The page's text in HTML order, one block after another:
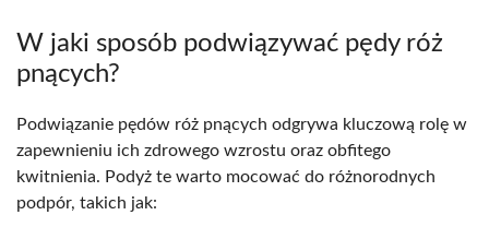
W jaki sposób podwiązywać pędy róż
pnących?
Podwiązanie pędów róż pnących odgrywa kluczową rolę w
zapewnieniu ich zdrowego wzrostu oraz obfitego
kwitnienia. Podyż te warto mocować do różnorodnych
podpór, takich jak: